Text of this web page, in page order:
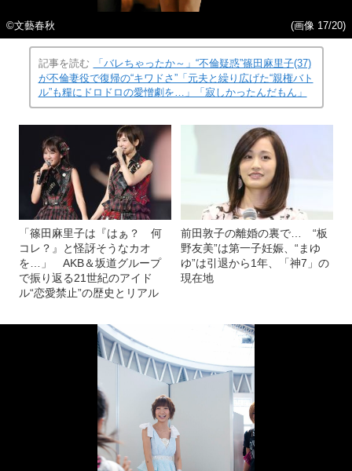
©文藝春秋 (画像 17/20)
記事を読む
「バレちゃったか～」“不倫疑惑”篠田麻里子(37)
が不倫妻役で復帰の“キワドさ”「元夫と繰り広げた“親権バト
ル”も糧にドロドロの愛憎劇を…」「寂しかったんだもん」
「篠田麻里子は『はぁ？ 何
コレ？』と怪訝そうなカオ
を…」 AKB＆坂道グループ
で振り返る21世紀のアイド
ル“恋愛禁止”の歴史とリアル
前田敦子の離婚の裏で… “板
野友美”は第一子妊娠、“まゆ
ゆ”は引退から1年、「神7」の
現在地